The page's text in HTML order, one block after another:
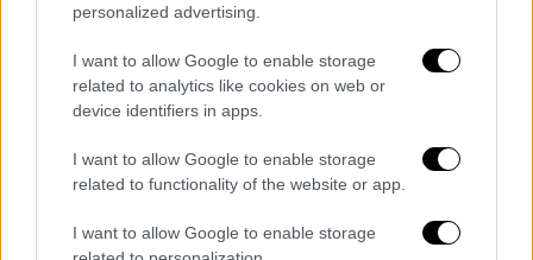
personalized advertising.
I want to allow Google to enable storage
related to analytics like cookies on web or
device identifiers in apps.
I want to allow Google to enable storage
related to functionality of the website or app.
I want to allow Google to enable storage
Η απόφαση τουΜπενιαμίν
δώσει εντολή στον ισραηλινό στρατό να
πάρει τον έλεγχο τηςΓάζαςγια να «νικήσει»
τη Χαμάς έχει προκαλέσει σφοδρές
αντιδράσεις σε ολόκληρο τον κόσμο.
Υπάρχει κίνδυνος να προκαλέσει «περαιτέρω
βίαιους εκτοπισμούς, θανάτους και μαζικές